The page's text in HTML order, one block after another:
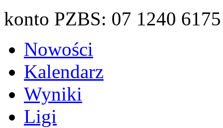
konto PZBS: 07 1240
Nowości
Kalendarz
Wyniki
Ligi